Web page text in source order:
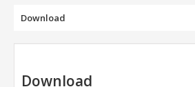
Download
Download